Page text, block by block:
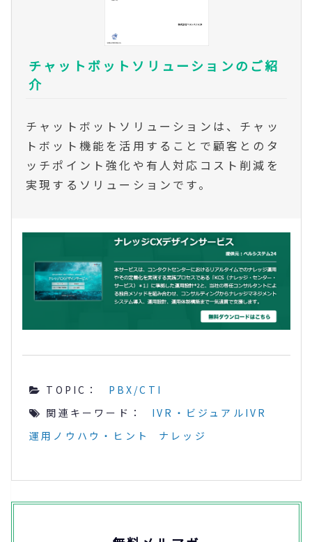
チャットボットソリューションのご紹
介
チャットボットソリューションは、チャッ
トボット機能を活用することで顧客とのタ
ッチポイント強化や有人対応コスト削減を
実現するソリューションです。
TOPIC：
PBX/CTI
関連キーワード：
IVR・ビジュアルIVR
運用ノウハウ・ヒント
ナレッジ